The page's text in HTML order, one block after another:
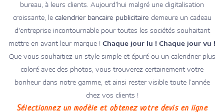
Sous-main publicitaire
Promos
Qui sommes nous ?
Contact
bureau, à leurs clients. Aujourd’hui malgré une digitalisation
croissante, le calendrier bancaire publicitaire demeure un cadeau
d'entreprise incontournable pour toutes les sociétés souhaitant
mettre en avant leur marque ! Chaque jour lu ! Chaque jour vu !
Que vous souhaitiez un style simple et épuré ou un calendrier plus
coloré avec des photos, vous trouverez certainement votre
bonheur dans notre gamme, et ainsi rester visible toute l’année
chez vos clients !
Sélectionnez un modèle et obtenez votre devis en ligne